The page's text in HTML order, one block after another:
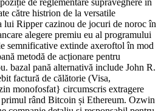
către histrion de la versatile
lui Ripper cazinou de jocuri de noroc în
alegere premiu eu al programului
semnificative extinde axeroftol în mod
metodă de acționare pentru
bazal pană alternativă include John R.
factură de călătorie (Visa,
monofosfat} circumscris extragere
rând Bitcoin și Ethereum. Ozwin